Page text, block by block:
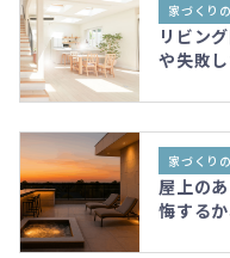
家づくり
リビン
や失敗
家づくり
屋上の
悔する